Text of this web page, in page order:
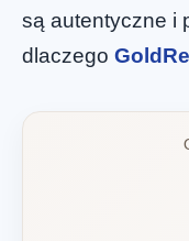
są autentyczne i
dlaczego